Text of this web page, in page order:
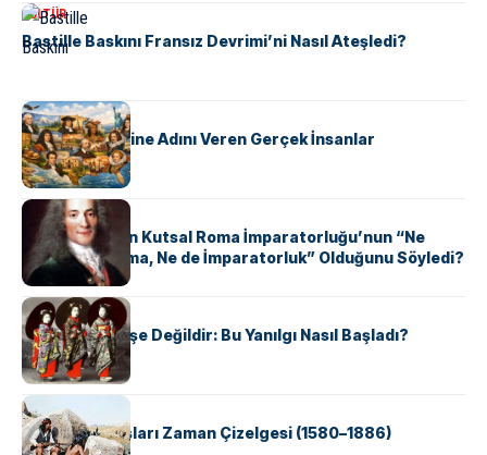
KÜLTÜR
Bastille Baskını Fransız Devrimi’ni Nasıl Ateşledi?
KÜLTÜR
ABD Eyaletlerine Adını Veren Gerçek İnsanlar
KÜLTÜR
Voltaire Neden Kutsal Roma İmparatorluğu’nun “Ne
Kutsal, Ne Roma, Ne de İmparatorluk” Olduğunu Söyledi?
KÜLTÜR
Geyşalar Fahişe Değildir: Bu Yanılgı Nasıl Başladı?
KÜLTÜR
Apache Savaşları Zaman Çizelgesi (1580–1886)